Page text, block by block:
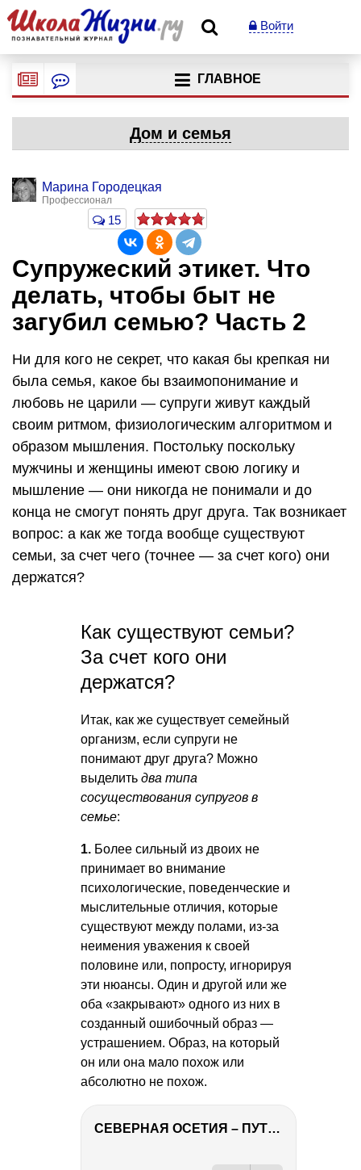
Войти
ГЛАВНОЕ
Дом и семья
Марина Городецкая
Профессионал
15
Супружеский этикет. Что
делать, чтобы быт не
загубил семью? Часть 2
Ни для кого не секрет, что какая бы крепкая ни
была семья, какое бы взаимопонимание и
любовь не царили — супруги живут каждый
своим ритмом, физиологическим алгоритмом и
образом мышления. Постольку поскольку
мужчины и женщины имеют свою логику и
мышление — они никогда не понимали и до
конца не смогут понять друг друга. Так возникает
вопрос: а как же тогда вообще существуют
семьи, за счет чего (точнее — за счет кого) они
держатся?
Как существуют семьи?
За счет кого они
держатся?
Итак, как же существует семейный
организм, если супруги не
понимают друг друга? Можно
выделить два типа
сосуществования супругов в
семье:
1. Более сильный из двоих не
принимает во внимание
психологические, поведенческие и
мыслительные отличия, которые
существуют между полами, из-за
неимения уважения к своей
половине или, попросту, игнорируя
эти нюансы. Один и другой или же
оба «закрывают» одного из них в
созданный ошибочный образ —
устрашением. Образ, на который
он или она мало похож или
абсолютно не похож.
СЕВЕРНАЯ ОСЕТИЯ – ПУТЕШЕСТВИЕ НА КАВКАЗ часть 4